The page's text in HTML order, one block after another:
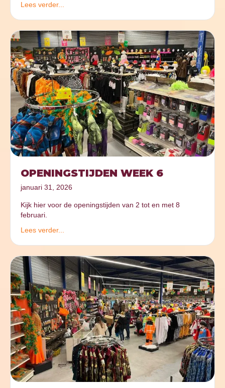
Lees verder...
OPENINGSTIJDEN WEEK 6
januari 31, 2026
Kijk hier voor de openingstijden van 2 tot en met 8
februari.
Lees verder...